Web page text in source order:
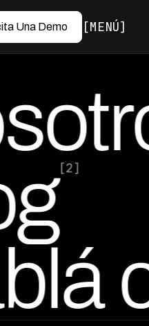
Una Demo MENÚ
[2]
por Ed Escobar
Co-Founder & CEO